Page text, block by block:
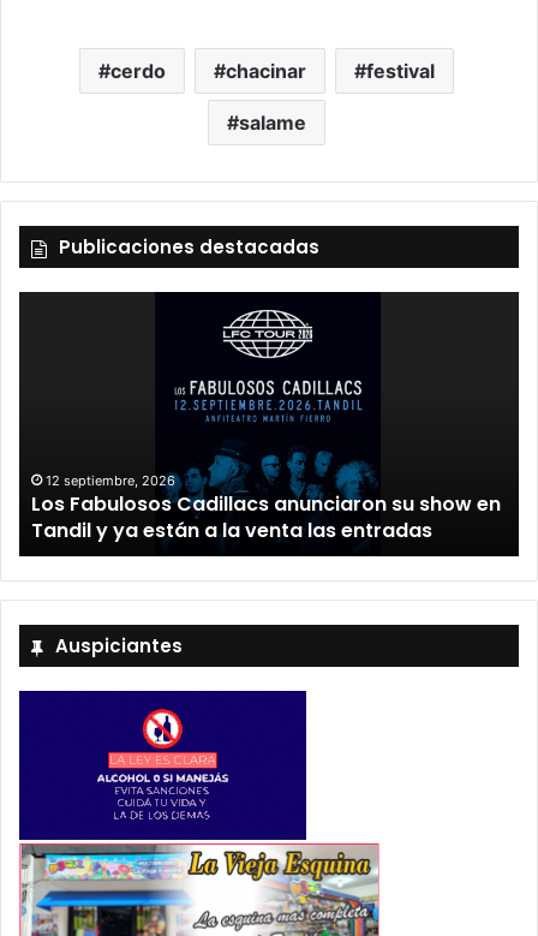
cerdo chacinar festival
salame
Publicaciones destacadas
12 septiembre, 2026
Los Fabulosos Cadillacs anunciaron su show en
Tandil y ya están a la venta las entradas
Auspiciantes